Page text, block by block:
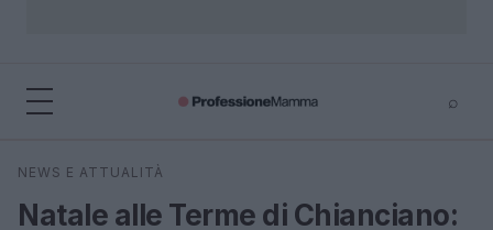
⌕
Cerca
NEWS E ATTUALITÀ
Natale alle Terme di Chianciano: